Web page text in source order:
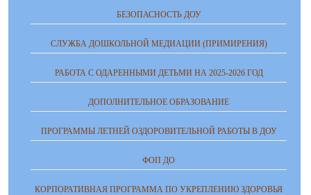
БЕЗОПАСНОСТЬ ДОУ
СЛУЖБА ДОШКОЛЬНОЙ МЕДИАЦИИ (ПРИМИРЕНИЯ)
РАБОТА С ОДАРЕННЫМИ ДЕТЬМИ НА 2025-2026 ГОД
ДОПОЛНИТЕЛЬНОЕ ОБРАЗОВАНИЕ
ПРОГРАММЫ ЛЕТНЕЙ ОЗДОРОВИТЕЛЬНОЙ РАБОТЫ В ДОУ
ФОП ДО
КОРПОРАТИВНАЯ ПРОГРАММА ПО УКРЕПЛЕНИЮ ЗДОРОВЬЯ